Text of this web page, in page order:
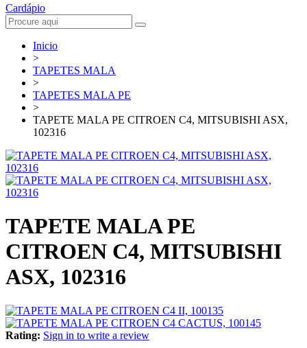
Cardápio
Inicio
>
TAPETES MALA
>
TAPETES MALA PE
>
TAPETE MALA PE CITROEN C4, MITSUBISHI ASX,
102316
TAPETE MALA PE
CITROEN C4, MITSUBISHI
ASX, 102316
Rating: Sign in to write a review